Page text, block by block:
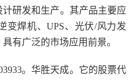
研发和生产。其产品主要应
变焊机、UPS、光伏/风力发
有广泛的市场应用前景。
。华胜天成。它的股票代